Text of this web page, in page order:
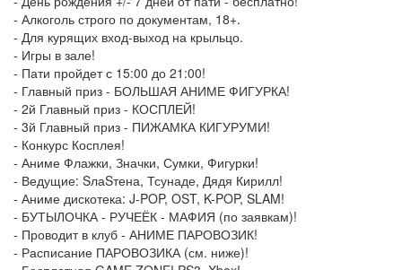
- Алкоголь строго по документам, 18+.
- Для курящих вход-выход на крыльцо.
- Игры в зале!
- Пати пройдет с 15:00 до 21:00!
- Главный приз - БОЛЬШАЯ АНИМЕ ФИГУРКА!
- 2й Главный приз - КОСПЛЕЙ!
- 3й Главный приз - ПИЖАМКА КИГУРУМИ!
- Конкурс Косплея!
- Аниме Флажки, Значки, Сумки, Фигурки!
- Ведущие: SлаSтена, Тсунаде, Дядя Кирилл!
- Аниме дискотека: J-POP, OST, K-POP, SLAM!
- БУТЫЛОЧКА - РУЧЕЁК - МАФИЯ (по заявкам)!
- Проводит в клуб - АНИМЕ ПАРОВОЗИК!
- Расписание ПАРОВОЗИКА (см. ниже)!